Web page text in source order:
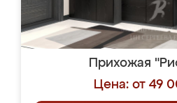
Прихожая
Цена: от 49